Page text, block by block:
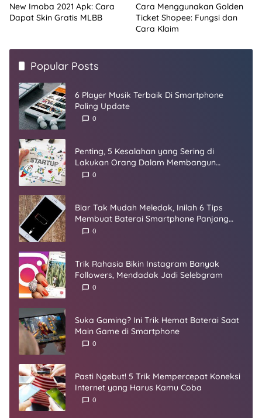
New Imoba 2021 Apk: Cara
Dapat Skin Gratis MLBB
Cara Menggunakan Golden
Ticket Shopee: Fungsi dan
Cara Klaim
Popular Posts
6 Player Musik Terbaik Di Smartphone
Paling Update
0
Penting, 5 Kesalahan yang Sering di
Lakukan Orang Dalam Membangun
Startup
0
Biar Tak Mudah Meledak, Inilah 6 Tips
Membuat Baterai Smartphone Panjang
Umur
0
Trik Rahasia Bikin Instagram Banyak
Followers, Mendadak Jadi Selebgram
0
Suka Gaming? Ini Trik Hemat Baterai Saat
Main Game di Smartphone
0
Pasti Ngebut! 5 Trik Mempercepat Koneksi
Internet yang Harus Kamu Coba
0